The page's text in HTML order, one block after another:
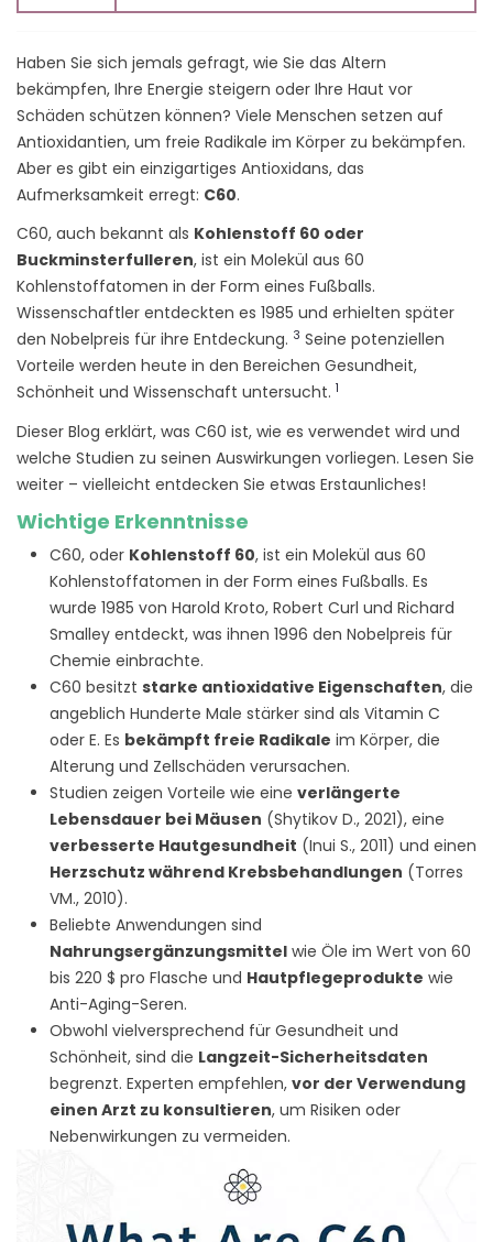
Haben Sie sich jemals gefragt, wie Sie das Altern
bekämpfen, Ihre Energie steigern oder Ihre Haut vor
Schäden schützen können? Viele Menschen setzen auf
Antioxidantien, um freie Radikale im Körper zu bekämpfen.
Aber es gibt ein einzigartiges Antioxidans, das
Aufmerksamkeit erregt: C60.
C60, auch bekannt als Kohlenstoff 60 oder
Buckminsterfulleren, ist ein Molekül aus 60
Kohlenstoffatomen in der Form eines Fußballs.
Wissenschaftler entdeckten es 1985 und erhielten später
den Nobelpreis für ihre Entdeckung. 3 Seine potenziellen
Vorteile werden heute in den Bereichen Gesundheit,
Schönheit und Wissenschaft untersucht. 1
Dieser Blog erklärt, was C60 ist, wie es verwendet wird und
welche Studien zu seinen Auswirkungen vorliegen. Lesen Sie
weiter – vielleicht entdecken Sie etwas Erstaunliches!
Wichtige Erkenntnisse
C60, oder Kohlenstoff 60, ist ein Molekül aus 60
Kohlenstoffatomen in der Form eines Fußballs. Es
wurde 1985 von Harold Kroto, Robert Curl und Richard
Smalley entdeckt, was ihnen 1996 den Nobelpreis für
Chemie einbrachte.
C60 besitzt starke antioxidative Eigenschaften, die
angeblich Hunderte Male stärker sind als Vitamin C
oder E. Es bekämpft freie Radikale im Körper, die
Alterung und Zellschäden verursachen.
Studien zeigen Vorteile wie eine verlängerte
Lebensdauer bei Mäusen (Shytikov D., 2021), eine
verbesserte Hautgesundheit (Inui S., 2011) und einen
Herzschutz während Krebsbehandlungen (Torres
VM., 2010).
Beliebte Anwendungen sind
Nahrungsergänzungsmittel wie Öle im Wert von 60
bis 220 $ pro Flasche und Hautpflegeprodukte wie
Anti-Aging-Seren.
Obwohl vielversprechend für Gesundheit und
Schönheit, sind die Langzeit-Sicherheitsdaten
begrenzt. Experten empfehlen, vor der Verwendung
einen Arzt zu konsultieren, um Risiken oder
Nebenwirkungen zu vermeiden.